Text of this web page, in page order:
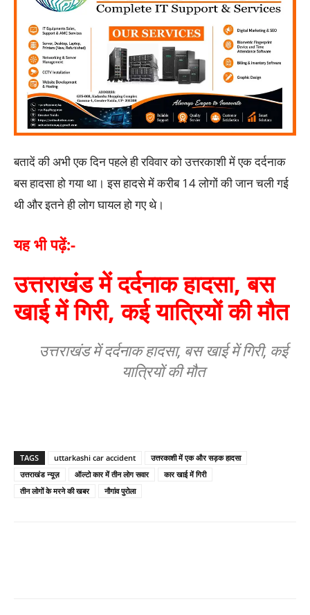
बतादें की अभी एक दिन पहले ही रविवार को उत्तरकाशी में एक दर्दनाक
बस हादसा हो गया था। इस हादसे में करीब 14 लोगों की जान चली गई
थी और इतने ही लोग घायल हो गए थे।
यह भी पढ़ें:-
उत्तराखंड में दर्दनाक हादसा, बस
खाई में गिरी, कई यात्रियों की मौत
उत्तराखंड में दर्दनाक हादसा, बस खाई में गिरी, कई
यात्रियों की मौत
TAGS uttarkashi car accident
उत्तरकाशी में एक और सड़क हादसा
उत्तराखंड न्यूज़
ऑल्टो कार में तीन लोग सवार
कार खाई में गिरी
तीन लोगों के मरने की खबर
नौगांव पुरोला